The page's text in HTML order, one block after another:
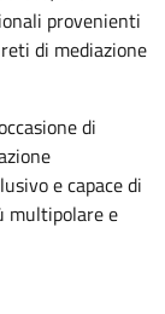
provenienti
di mediazione
di
e capace di
multipolare e